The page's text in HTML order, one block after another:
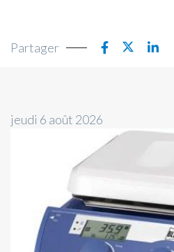
Partager
jeudi 6 août 2026